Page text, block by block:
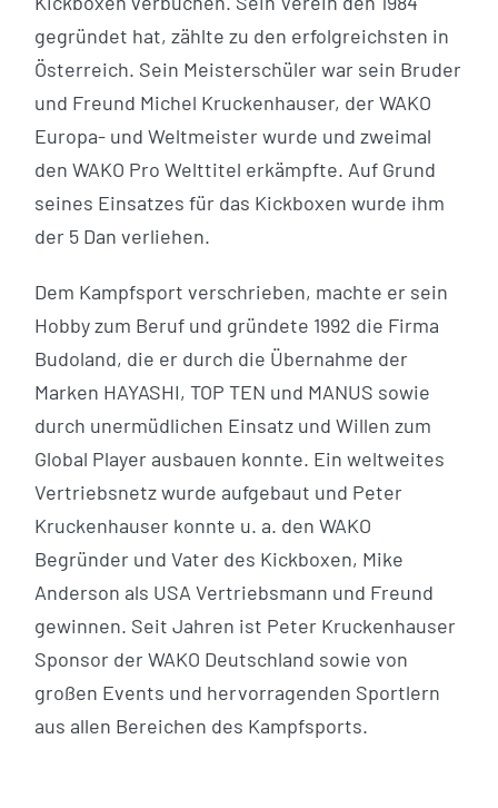
gegründet hat, zählte zu den erfolgreichsten in
Österreich. Sein Meisterschüler war sein Bruder
und Freund Michel Kruckenhauser, der WAKO
Europa- und Weltmeister wurde und zweimal
den WAKO Pro Welttitel erkämpfte. Auf Grund
seines Einsatzes für das Kickboxen wurde ihm
der 5 Dan verliehen.
Dem Kampfsport verschrieben, machte er sein
Hobby zum Beruf und gründete 1992 die Firma
Budoland, die er durch die Übernahme der
Marken HAYASHI, TOP TEN und MANUS sowie
durch unermüdlichen Einsatz und Willen zum
Global Player ausbauen konnte. Ein weltweites
Vertriebsnetz wurde aufgebaut und Peter
Kruckenhauser konnte u. a. den WAKO
Begründer und Vater des Kickboxen, Mike
Anderson als USA Vertriebsmann und Freund
gewinnen. Seit Jahren ist Peter Kruckenhauser
Sponsor der WAKO Deutschland sowie von
großen Events und hervorragenden Sportlern
aus allen Bereichen des Kampfsports.